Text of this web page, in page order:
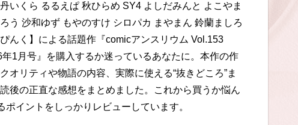
いくら るるえぱ 秋ひらめ SY4 よしだみんと よこやま
う 沙和ゆず もやのすけ シロパカ まやまん 鈴蘭ましろ
んく】による話題作『comicアンスリウム Vol.153
年1月号』を購入するか迷っているあなたに。本作の作
オリティや物語の内容、実際に使える“抜きどころ”ま
後の正直な感想をまとめました。これから買うか悩ん
イントをしっかりレビューしています。